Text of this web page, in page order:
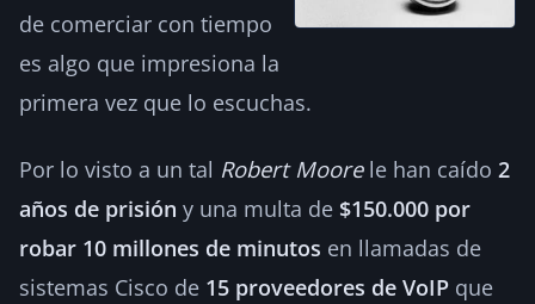
de comerciar con tiempo
es algo que impresiona la
primera vez que lo escuchas.
Por lo visto a un tal Robert Moorele han caído 2
años de prisión y una multa de $150.000 por
robar 10 millones de minutos en llamadas de
sistemas Cisco de 15 proveedores de VoIP que